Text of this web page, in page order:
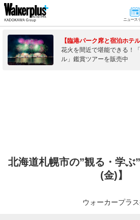
ニュース･
【臨港パーク席と宿泊ホテ
花火を間近で堪能できる！
ル」鑑賞ツアーを販売中
北海道札幌市の”観る・学ぶ
(金)】
ウォーカープラ